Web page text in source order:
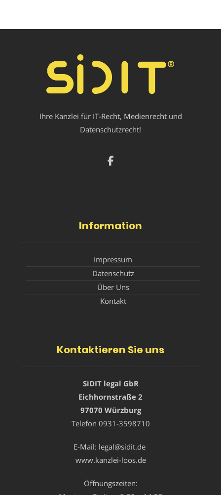
Ihre Kanzlei für IT-Recht, Medienrecht und
Datenschutzrecht!
Information
Impressum
Datenschutz
Über Uns
Kontakt
Kontaktieren Sie uns
SiDIT legal GbR
Eichhornstraße 2
97070 Würzburg
Telefon 0931-3598710
E-Mail: legal@sidit.de
www.kanzlei-loos.de
Öffnungszeiten: